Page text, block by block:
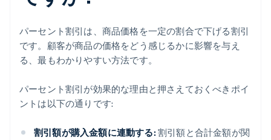
パーセント割引は、商品価格を一定の割合で下げる割引
です。顧客が商品の価格をどう感じるかに影響を与え
る、最もわかりやすい方法です。
パーセント割引が効果的な理由と押さえておくべきポイ
ントは以下の通りです:
割引額が購入金額に連動する: 割引額と合計金額が関